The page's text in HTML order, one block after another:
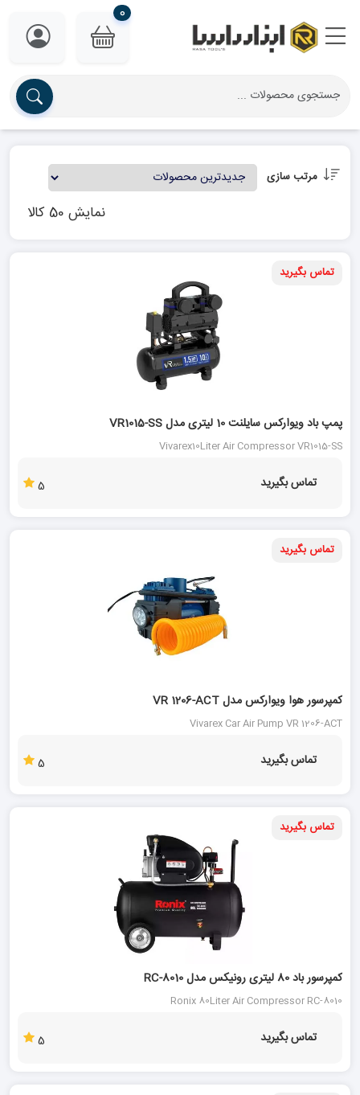
0
مرتب سازی
نمایش 50 کالا
تماس بگیرید
26 %
پمپ باد ویوارکس سایلنت 10 لیتری مدل VR1015-SS
Vivarex10Liter Air Compressor VR1015-SS
تماس بگیرید 5
تماس بگیرید
کمپرسور هوا ویوارکس مدل VR 1206-ACT
Vivarex Car Air Pump VR 1206-ACT
تماس بگیرید 5
تماس بگیرید
کمپرسور باد 80 لیتری رونیکس مدل RC-8010
Ronix 80Liter Air Compressor RC-8010
تماس بگیرید 5